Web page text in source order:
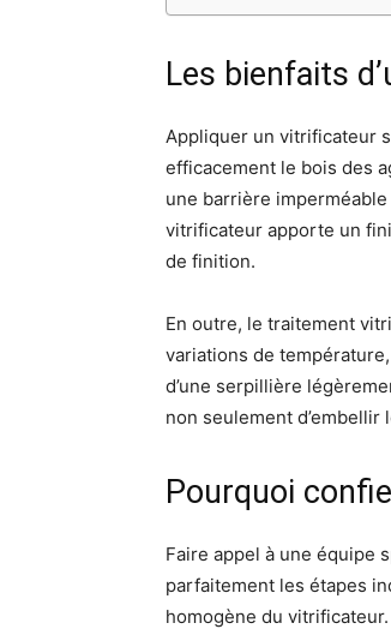
Les bienfaits
Appliquer un vitrificateur
efficacement le bois des
une barrière
vitrificateur apporte un
de finition.
En outre, le traitement
variations de
d’une serpillière
non seulement
Pourquoi
Faire appel à une équipe
parfaitement les étapes
homogène du